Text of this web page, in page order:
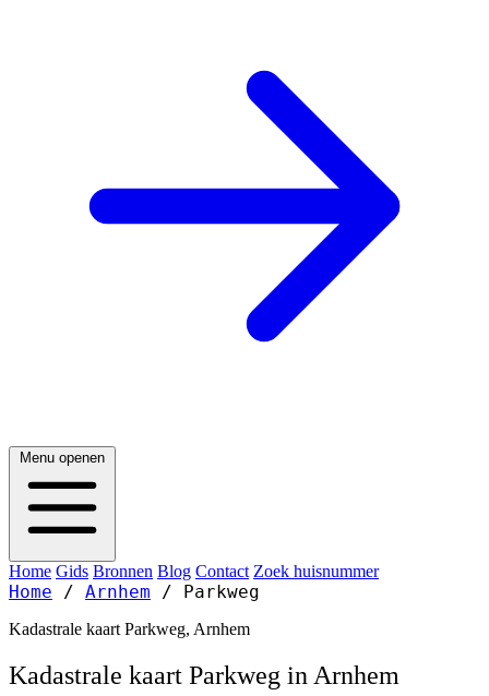
Menu openen
Home Gids Bronnen Blog Contact Zoek huisnummer
Home / Arnhem / Parkweg
Kadastrale kaart Parkweg, Arnhem
Kadastrale kaart Parkweg in Arnhem